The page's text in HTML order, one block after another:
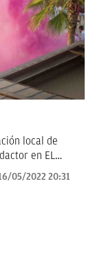
local de
en EL
05/2022 20:31